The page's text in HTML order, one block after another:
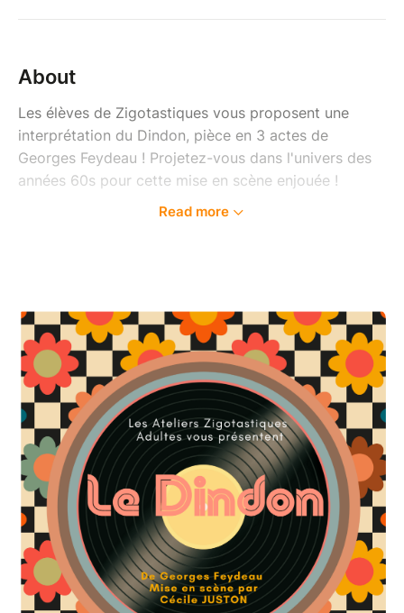
About
Les élèves de Zigotastiques vous proposent une
interprétation du Dindon, pièce en 3 actes de
Georges Feydeau ! Projetez-vous dans l'univers des
années 60s pour cette mise en scène enjouée !
verdict final : qui sera le dindon de la farce ?
Vendredi 13 juin 2025 à 20h30
Ouverture des portes à 20h
Lieu : La Laurentia, 2 quater rue basse d'ingré -
Orléans
Ce spectacle est recommandé à partir de 10 ans.
Buvette sur place
Read more